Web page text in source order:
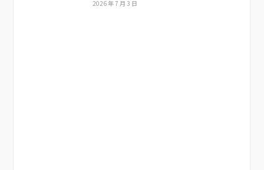
2026 年 7 月 3 日